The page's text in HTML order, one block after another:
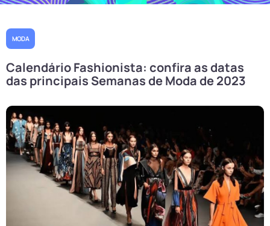
MODA
Calendário Fashionista: confira as datas
das principais Semanas de Moda de 2023